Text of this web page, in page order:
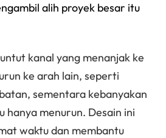
alih proyek besar itu
kanal yang menanjak ke
ke arah lain, seperti
sementara kebanyakan
hanya menurun. Desain ini
waktu dan membantu